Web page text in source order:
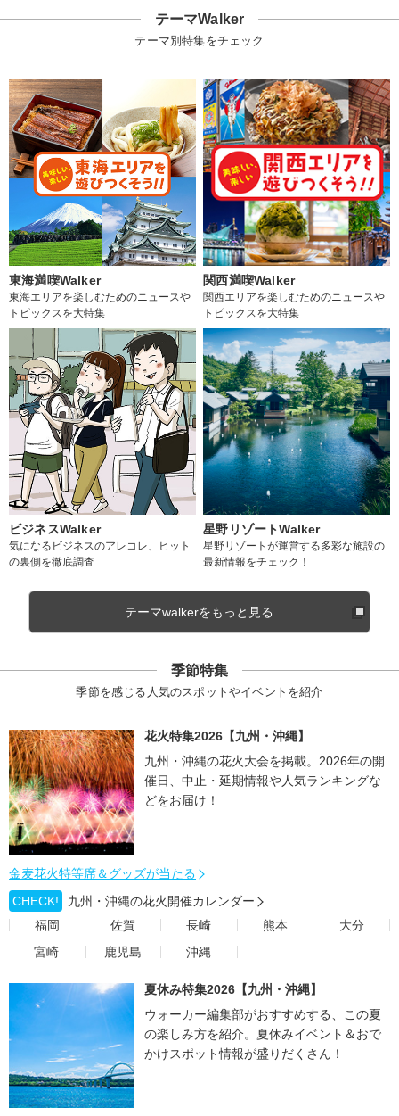
テーマWalker
テーマ別特集をチェック
東海満喫Walker
東海エリアを楽しむためのニュースや
トピックスを大特集
関西満喫Walker
関西エリアを楽しむためのニュースや
トピックスを大特集
ビジネスWalker
気になるビジネスのアレコレ、ヒット
の裏側を徹底調査
星野リゾートWalker
星野リゾートが運営する多彩な施設の
最新情報をチェック！
テーマwalkerをもっと見る
季節特集
季節を感じる人気のスポットやイベントを紹介
花火特集2026【九州・沖縄】
九州・沖縄の花火大会を掲載。2026年の開
催日、中止・延期情報や人気ランキングな
どをお届け！
金麦花火特等席＆グッズが当たる
CHECK!
九州・沖縄の花火開催カレンダー
福岡
佐賀 長崎 熊本
大分
宮崎
鹿児島 沖縄
夏休み特集2026【九州・沖縄】
ウォーカー編集部がおすすめする、この夏
の楽しみ方を紹介。夏休みイベント＆おで
かけスポット情報が盛りだくさん！